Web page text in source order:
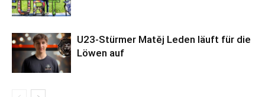
U23-Stürmer Matěj Leden läuft für die
Löwen auf